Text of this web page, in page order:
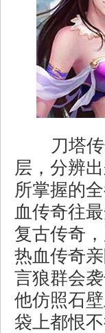
刀塔
层，分辨
所掌握的
血传奇往
复古传奇
热血传奇
言狼群会
他仿照石
袋上都恨